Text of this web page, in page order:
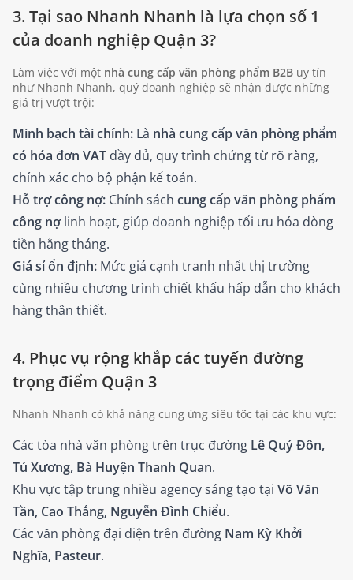
3. Tại sao Nhanh Nhanh là lựa chọn số 1
của doanh nghiệp Quận 3?
Làm việc với một nhà cung cấp văn phòng phẩm B2B uy tín
như Nhanh Nhanh, quý doanh nghiệp sẽ nhận được những
giá trị vượt trội:
Minh bạch tài chính: Là nhà cung cấp văn phòng phẩm
có hóa đơn VAT đầy đủ, quy trình chứng từ rõ ràng,
chính xác cho bộ phận kế toán.
Hỗ trợ công nợ: Chính sách cung cấp văn phòng phẩm
công nợlinh hoạt, giúp doanh nghiệp tối ưu hóa dòng
tiền hằng tháng.
Giá sỉ ổn định: Mức giá cạnh tranh nhất thị trường
cùng nhiều chương trình chiết khấu hấp dẫn cho khách
hàng thân thiết.
4. Phục vụ rộng khắp các tuyến đường
trọng điểm Quận 3
Nhanh Nhanh có khả năng cung ứng siêu tốc tại các khu vực:
Các tòa nhà văn phòng trên trục đường Lê Quý Đôn,
Tú Xương, Bà Huyện Thanh Quan.
Khu vực tập trung nhiều agency sáng tạo tại Võ Văn
Tần, Cao Thắng, Nguyễn Đình Chiểu.
Các văn phòng đại diện trên đường Nam Kỳ Khởi
Nghĩa, Pasteur.